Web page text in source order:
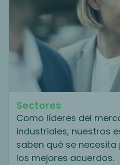
Sectores
Como líderes del
industriales, nuestros
saben qué se
los mejores acuerdos.